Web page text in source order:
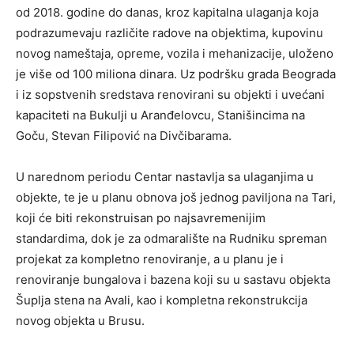
od 2018. godine do danas, kroz kapitalna ulaganja koja
podrazumevaju različite radove na objektima, kupovinu
novog nameštaja, opreme, vozila i mehanizacije, uloženo
je više od 100 miliona dinara. Uz podršku grada Beograda
i iz sopstvenih sredstava renovirani su objekti i uvećani
kapaciteti na Bukulji u Aranđelovcu, Stanišincima na
Goču, Stevan Filipović na Divčibarama.
U narednom periodu Centar nastavlja sa ulaganjima u
objekte, te je u planu obnova još jednog paviljona na Tari,
koji će biti rekonstruisan po najsavremenijim
standardima, dok je za odmaralište na Rudniku spreman
projekat za kompletno renoviranje, a u planu je i
renoviranje bungalova i bazena koji su u sastavu objekta
Šuplja stena na Avali, kao i kompletna rekonstrukcija
novog objekta u Brusu.